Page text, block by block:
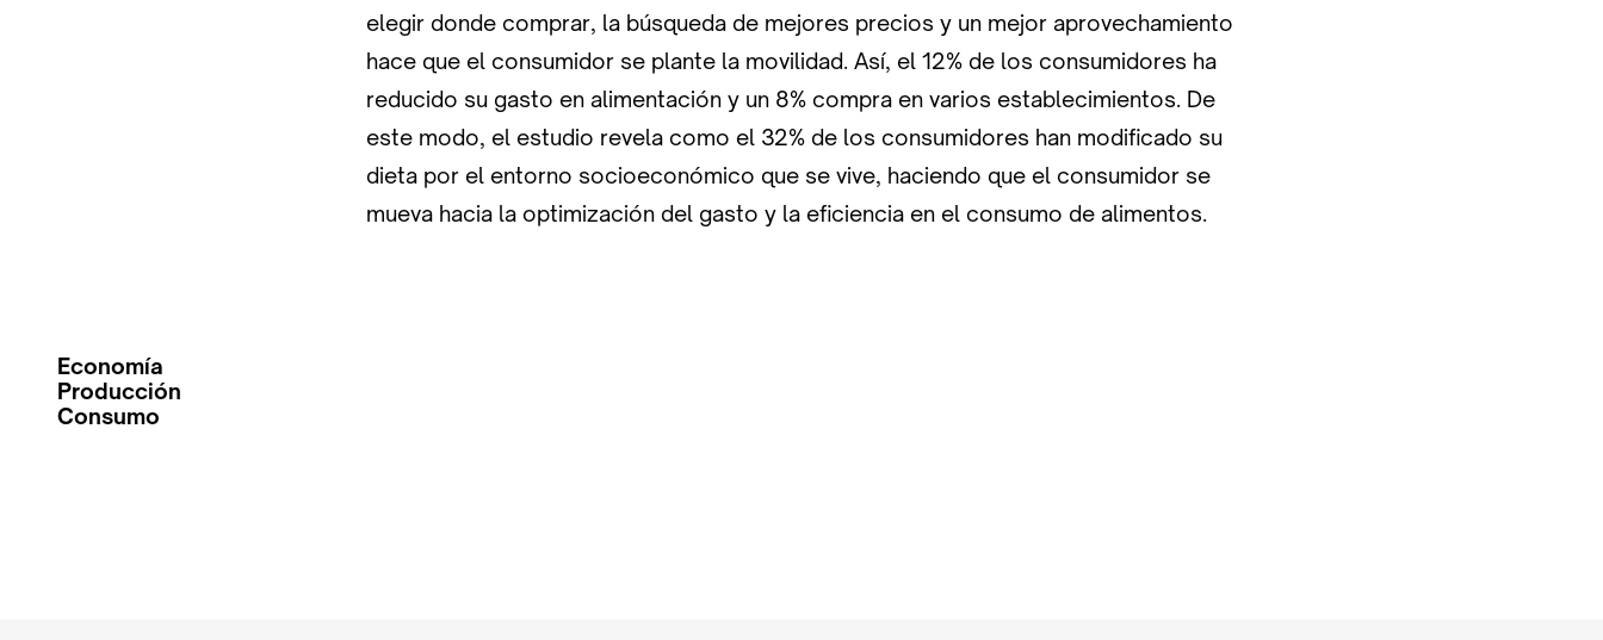
elegir donde comprar, la búsqueda de mejores precios y un mejor aprovechamiento
hace que el consumidor se plante la movilidad. Así, el 12% de los consumidores ha
reducido su gasto en alimentación y un 8% compra en varios establecimientos. De
este modo, el estudio revela como el 32% de los consumidores han modificado su
dieta por el entorno socioeconómico que se vive, haciendo que el consumidor se
mueva hacia la optimización del gasto y la eficiencia en el consumo de alimentos.
Economía
Producción
Consumo